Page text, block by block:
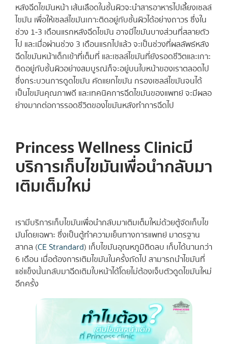
หลังฉีดไขมันหน้า เส้นเลือดในชั้นผิวจะนำสารอาหารไปเลี้ยงเซลล์
ไขมัน เพื่อให้เซลล์ไขมันเกาะติดอยู่กับชั้นผิวได้อย่างถาวร ซึ่งใน
ช่วง 1-3 เดือนแรกหลังฉีดไขมัน อาจมีไขมันบางส่วนที่สลายตัว
ไป และเมื่อผ่านช่วง 3 เดือนแรกไปแล้ว จะเป็นช่วงที่ผลลัพธ์หลัง
ฉีดไขมันหน้าเด็กเข้าที่เต็มที่ และเซลล์ไขมันที่ยังรอดชีวิตและเกาะ
ติดอยู่กับชั้นผิวอย่างสมบูรณ์ก็จะอยู่บนใบหน้าของเราตลอดไป
ซึ่งกระบวนการดูดไขมัน คัดแยกไขมัน กรองเซลล์ไขมันจนได้
เป็นไขมันคุณภาพดี และเทคนิคการฉีดไขมันของแพทย์ จะมีผลอ
ย่างมากต่อการรอดชีวิตของไขมันหลังทำการฉีดไป
Princess Wellness Clinicมี
บริการเก็บไขมันเพื่อนำกลับมา
เติมเต็มใหม่
เรามีบริการเก็บไขมันเพื่อนำกลับมาเติมเต็มใหม่ด้วยตู้จัดเก็บไข
มันโดยเฉพาะ ซึ่งเป็นตู้ทำความเย็นทางการแพทย์ มาตรฐาน
สากล (CE Strandard) เก็บไขมันอุณหภูมิติดลบ เก็บได้นานกว่า
6 เดือน เมื่อต้องการเติมไขมันในครั้งถัดไป สามารถนำไขมันที่
แช่แข็งนั้นกลับมาฉีดเติมใบหน้าได้โดยไม่ต้องเจ็บตัวดูดไขมันใหม่
อีกครั้ง